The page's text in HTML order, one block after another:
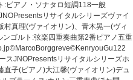
:ピアノ・ソナタロ短調118一般
リサイタルシリーズヴァイ
真理(ヴァイオリン)、青木晃一(ヴィ
ゴルト:弦楽四重奏曲第2番ピアノ五重
スJNOPresentsリサイタルシリーズホ
子(ピアノ)大江馨(ヴァイオリン)デュ